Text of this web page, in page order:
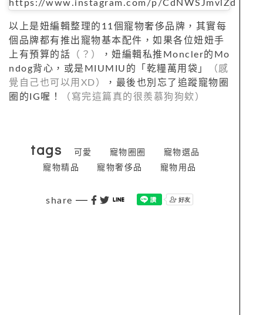
https://www.instagram.com/p/CdNWSJmvlZd
以上是妞編輯整理的11個寵物奢侈品牌，其實每
個品牌都有推出寵物基本配件，如果各位妞妞手
上有預算的話 （？）
，妞編輯私推Moncler的Mo
ndog背心，或是MIUMIU的「乾糧萬用袋」
（感
覺自己也可以用XD）
，最後也別忘了追蹤寵物圈
圈的IG喔！
（寫完這篇真的很羨慕狗狗欸）
tags 可愛 寵物圈圈
寵物選品
寵物精品
寵物奢侈品 寵物用品
share